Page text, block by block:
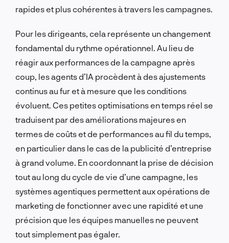
rapides et plus cohérentes à travers les campagnes.
Pour les dirigeants, cela représente un changement
fondamental du rythme opérationnel. Au lieu de
réagir aux performances de la campagne après
coup, les agents d’IA procèdent à des ajustements
continus au fur et à mesure que les conditions
évoluent. Ces petites optimisations en temps réel se
traduisent par des améliorations majeures en
termes de coûts et de performances au fil du temps,
en particulier dans le cas de la publicité d’entreprise
à grand volume. En coordonnant la prise de décision
tout au long du cycle de vie d’une campagne, les
systèmes agentiques permettent aux opérations de
marketing de fonctionner avec une rapidité et une
précision que les équipes manuelles ne peuvent
tout simplement pas égaler.